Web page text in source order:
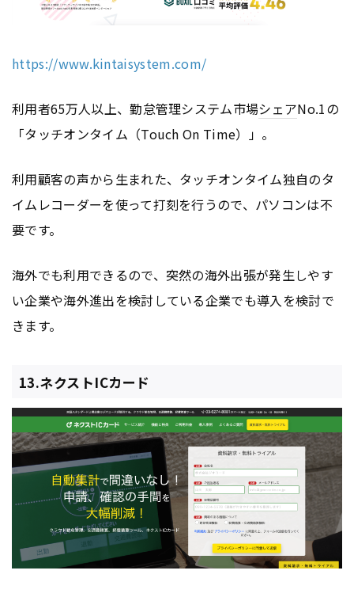
https://www.kintaisystem.com/
利用者65万人以上、勤怠管理システム市場シェアNo.1の
「タッチオンタイム（Touch On Time）」。
利用顧客の声から生まれた、タッチオンタイム独自のタ
イムレコーダーを使って打刻を行うので、パソコンは不
要です。
海外でも利用できるので、突然の海外出張が発生しやす
い企業や海外進出を検討している企業でも導入を検討で
きます。
13.ネクストICカード